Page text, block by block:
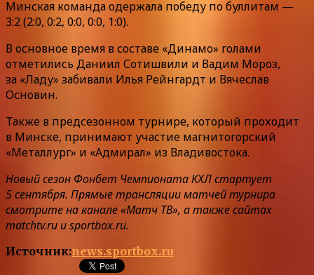
Минская команда одержала победу по буллитам —
3:2 (2:0, 0:2, 0:0, 0:0, 1:0).
В основное время в составе «Динамо» голами
отметились Даниил Сотишвили и Вадим Мороз,
за «Ладу» забивали Илья Рейнгардт и Вячеслав
Основин.
Также в предсезонном турнире, который проходит
в Минске, принимают участие магнитогорский
«Металлург» и «Адмирал» из Владивостока.
Новый сезон Фонбет Чемпионата КХЛ стартует
5 сентября. Прямые трансляции матчей турнира
смотрите на канале «Матч ТВ», а также сайтах
matchtv.ru и sportbox.ru.
Источник:news.sportbox.ru